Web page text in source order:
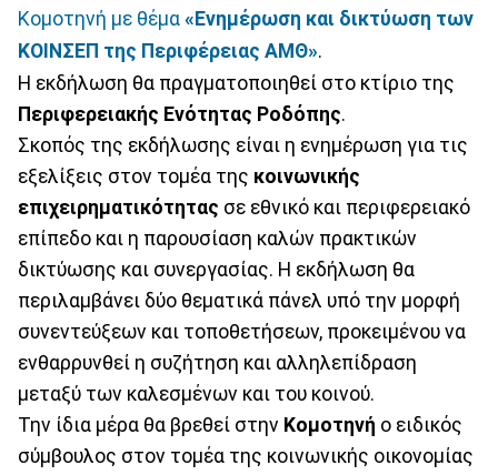
Κομοτηνή με θέμα «Ενημέρωση και δικτύωση των
ΚΟΙΝΣΕΠ της Περιφέρειας ΑΜΘ».
Η εκδήλωση θα πραγματοποιηθεί στο κτίριο της
Περιφερειακής Ενότητας Ροδόπης.
Σκοπός της εκδήλωσης είναι η ενημέρωση για τις
εξελίξεις στον τομέα της κοινωνικής
επιχειρηματικότητας σε εθνικό και περιφερειακό
επίπεδο και η παρουσίαση καλών πρακτικών
δικτύωσης και συνεργασίας. Η εκδήλωση θα
περιλαμβάνει δύο θεματικά πάνελ υπό την μορφή
συνεντεύξεων και τοποθετήσεων, προκειμένου να
ενθαρρυνθεί η συζήτηση και αλληλεπίδραση
μεταξύ των καλεσμένων και του κοινού.
Την ίδια μέρα θα βρεθεί στην Κομοτηνή ο ειδικός
σύμβουλος στον τομέα της κοινωνικής οικονομίας